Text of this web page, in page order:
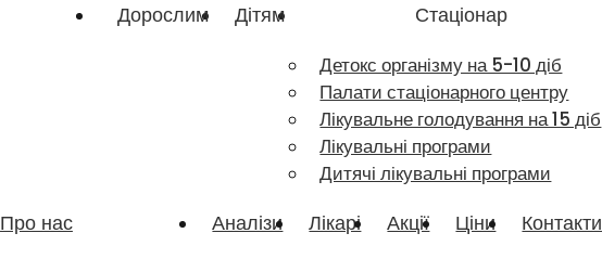
Дорослим Дітям Стаціонар
Детокс організму на 5-10 діб
Палати стаціонарного центру
Лікувальне голодування на 15 діб
Лікувальні програми
Дитячі лікувальні програми
Про нас Аналізи Лікарі Акції Ціни Контакти